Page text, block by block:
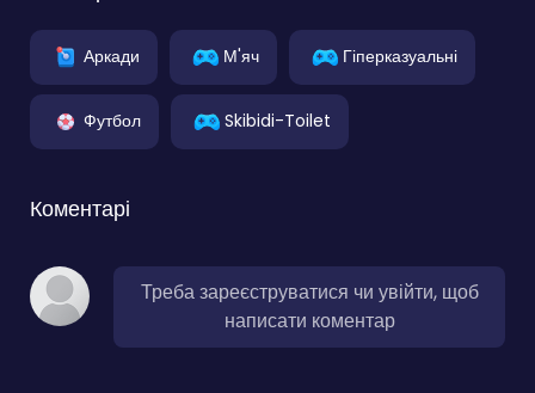
Аркади М'яч Гіперказуальні
Футбол Skibidi-Toilet
Коментарі
Треба зареєструватися чи увійти, щоб
написати коментар